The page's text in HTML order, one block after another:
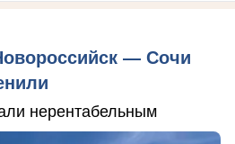
— Сочи
нерентабельным